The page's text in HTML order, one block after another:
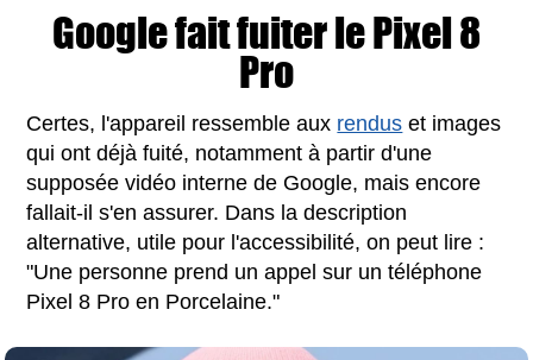
Google fait fuiter le Pixel 8
Pro
Certes, l'appareil ressemble aux rendus et images
qui ont déjà fuité, notamment à partir d'une
supposée vidéo interne de Google, mais encore
fallait-il s'en assurer. Dans la description
alternative, utile pour l'accessibilité, on peut lire :
"Une personne prend un appel sur un téléphone
Pixel 8 Pro en Porcelaine."